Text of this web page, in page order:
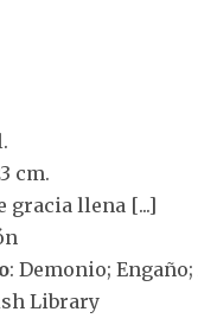
cm.
gracia llena [...]
: Demonio;
Library